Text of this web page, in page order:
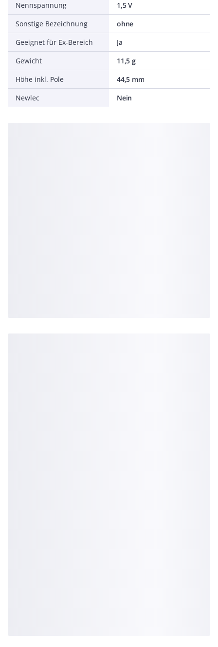
Nennspannung
1,5 V
Sonstige Bezeichnung
ohne
Geeignet für Ex-Bereich
Ja
Gewicht
11,5 g
Höhe inkl. Pole
44,5 mm
Newlec
Nein